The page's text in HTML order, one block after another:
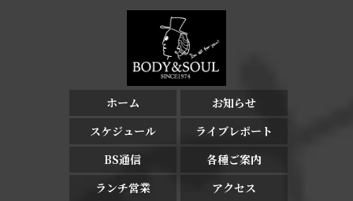
ホーム
お知らせ
スケジュール
ライブレポート
BS通信
各種ご案内
ランチ営業
アクセス